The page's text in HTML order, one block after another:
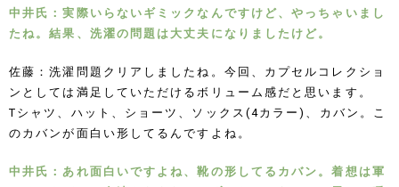
中井氏：実際いらないギミックなんですけど、やっちゃいまし
たね。結果、洗濯の問題は大丈夫になりましたけど。
佐藤：洗濯問題クリアしましたね。今回、カプセルコレクショ
ンとしては満足していただけるボリューム感だと思います。
Tシャツ、ハット、ショーツ、ソックス(4カラー)、カバン。こ
のカバンが面白い形してるんですよね。
中井氏：あれ面白いですよね、靴の形してるカバン。着想は軍